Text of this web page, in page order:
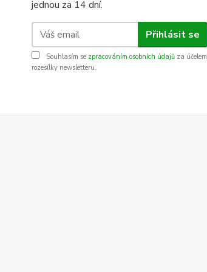
jednou za 14 dní.
Přihlásit se
Souhlasím se zpracováním osobních údajů za účelem
rozesílky newsletteru.